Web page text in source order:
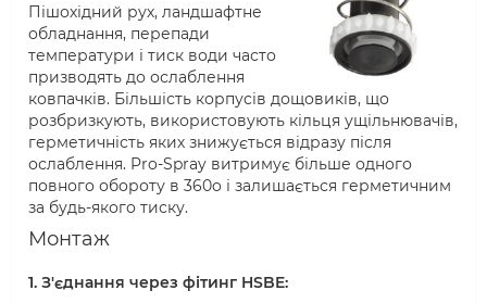
Пішохідний рух, ландшафтне
обладнання, перепади
температури і тиск води часто
призводять до ослаблення
ковпачків. Більшість корпусів дощовиків, що
розбризкують, використовують кільця ущільнювачів,
герметичність яких знижується відразу після
ослаблення. Pro-Spray витримує більше одного
повного обороту в 360o і залишається герметичним
за будь-якого тиску.
Монтаж
1. З'єднання через фітинг HSBE: